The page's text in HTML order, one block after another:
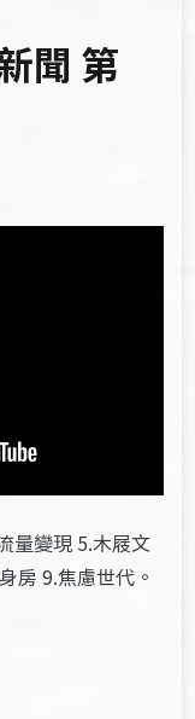
聞 第
量變現 5.木屐文
房 9.焦慮世代。